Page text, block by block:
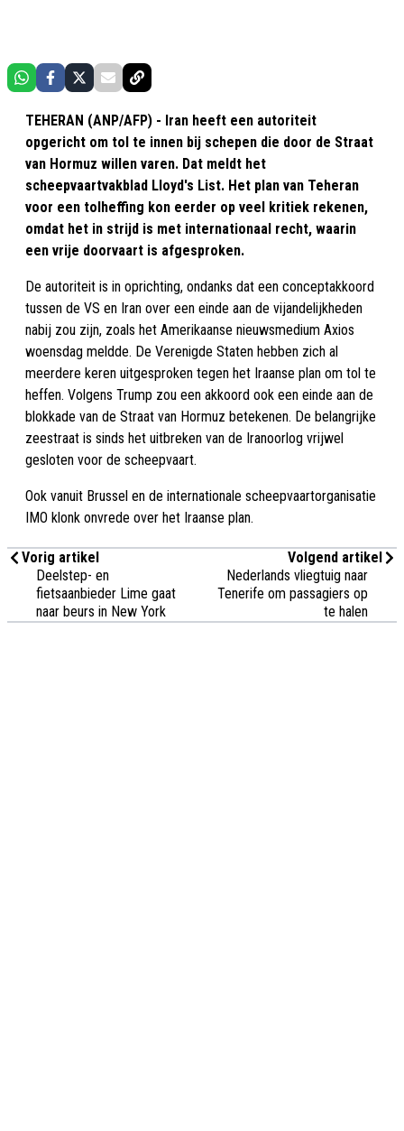
TEHERAN (ANP/AFP) - Iran heeft een autoriteit
opgericht om tol te innen bij schepen die door de Straat
van Hormuz willen varen. Dat meldt het
scheepvaartvakblad Lloyd's List. Het plan van Teheran
voor een tolheffing kon eerder op veel kritiek rekenen,
omdat het in strijd is met internationaal recht, waarin
een vrije doorvaart is afgesproken.
De autoriteit is in oprichting, ondanks dat een conceptakkoord
tussen de VS en Iran over een einde aan de vijandelijkheden
nabij zou zijn, zoals het Amerikaanse nieuwsmedium Axios
woensdag meldde. De Verenigde Staten hebben zich al
meerdere keren uitgesproken tegen het Iraanse plan om tol te
heffen. Volgens Trump zou een akkoord ook een einde aan de
blokkade van de Straat van Hormuz betekenen. De belangrijke
zeestraat is sinds het uitbreken van de Iranoorlog vrijwel
gesloten voor de scheepvaart.
Ook vanuit Brussel en de internationale scheepvaartorganisatie
IMO klonk onvrede over het Iraanse plan.
Vorig artikel
Deelstep- en
fietsaanbieder Lime gaat
naar beurs in New York
Volgend artikel
Nederlands vliegtuig naar
Tenerife om passagiers op
te halen